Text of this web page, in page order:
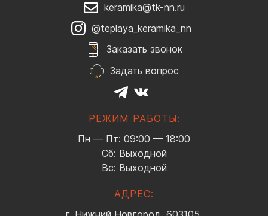
keramika@tk-nn.ru
@teplaya_keramika_nn
Заказать звонок
Задать вопрос
РЕЖИМ РАБОТЫ:
Пн — Пт: 09:00 — 18:00
Сб: Выходной
Вс: Выходной
АДРЕС: